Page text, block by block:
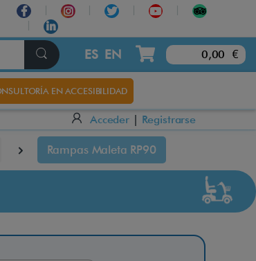
ES EN 0,00 €
EN ACCESIBILIDAD
Acceder | Registrarse
Rampas Maleta RP90